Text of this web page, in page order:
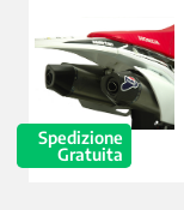
Spedizione
Gratuita